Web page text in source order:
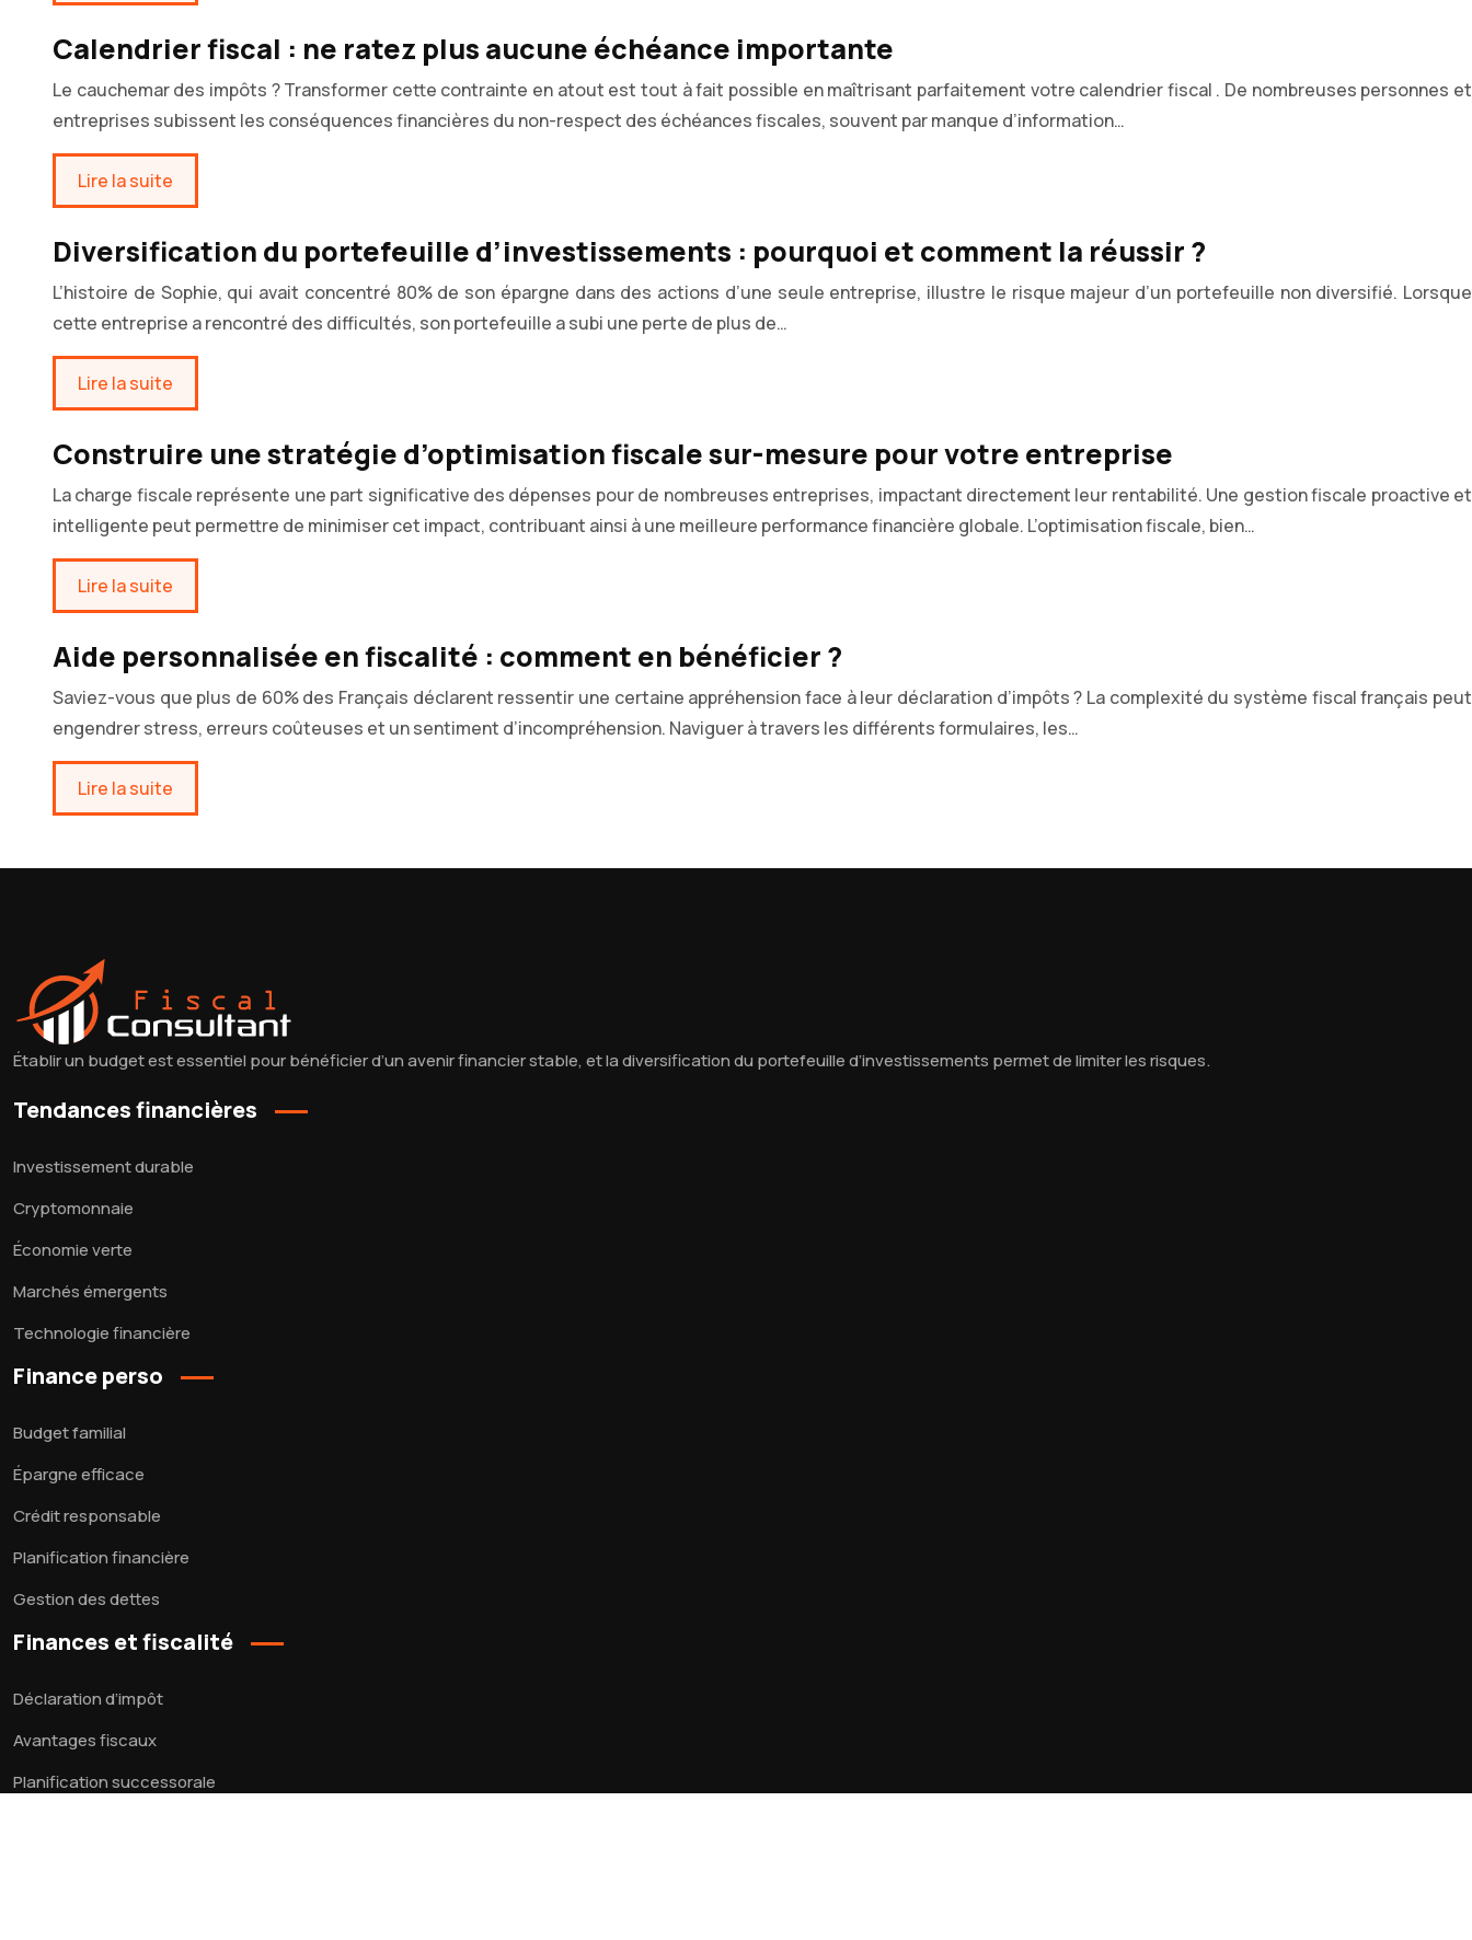
Calendrier fiscal : ne ratez plus aucune échéance importante
Le cauchemar des impôts ? Transformer cette contrainte en atout est tout à fait possible en maîtrisant parfaitement votre calendrier fiscal . De nombreuses personnes et
entreprises subissent les conséquences financières du non-respect des échéances fiscales, souvent par manque d’information…
Lire la suite
Diversification du portefeuille d’investissements : pourquoi et comment la réussir ?
L’histoire de Sophie, qui avait concentré 80% de son épargne dans des actions d’une seule entreprise, illustre le risque majeur d’un portefeuille non diversifié. Lorsque
cette entreprise a rencontré des difficultés, son portefeuille a subi une perte de plus de…
Lire la suite
Construire une stratégie d’optimisation fiscale sur-mesure pour votre entreprise
La charge fiscale représente une part significative des dépenses pour de nombreuses entreprises, impactant directement leur rentabilité. Une gestion fiscale proactive et
intelligente peut permettre de minimiser cet impact, contribuant ainsi à une meilleure performance financière globale. L’optimisation fiscale, bien…
Lire la suite
Aide personnalisée en fiscalité : comment en bénéficier ?
Saviez-vous que plus de 60% des Français déclarent ressentir une certaine appréhension face à leur déclaration d’impôts ? La complexité du système fiscal français peut
engendrer stress, erreurs coûteuses et un sentiment d’incompréhension. Naviguer à travers les différents formulaires, les…
Lire la suite
Établir un budget est essentiel pour bénéficier d’un avenir financier stable, et la diversification du portefeuille d’investissements permet de limiter les risques.
Tendances financières
Investissement durable
Cryptomonnaie
Économie verte
Marchés émergents
Technologie financière
Finance perso
Budget familial
Épargne efficace
Crédit responsable
Planification financière
Gestion des dettes
Finances et fiscalité
Déclaration d’impôt
Avantages fiscaux
Planification successorale